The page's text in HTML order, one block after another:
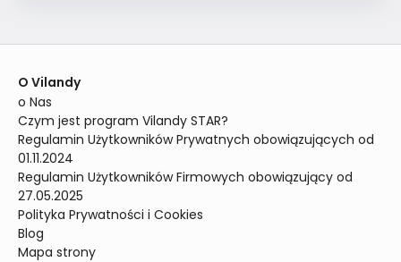
O Vilandy
o Nas
Czym jest program Vilandy STAR?
Regulamin Użytkowników Prywatnych obowiązujących od
01.11.2024
Regulamin Użytkowników Firmowych obowiązujący od
27.05.2025
Polityka Prywatności i Cookies
Blog
Mapa strony